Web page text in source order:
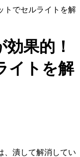
果的！
イトを解
、潰して解消してい